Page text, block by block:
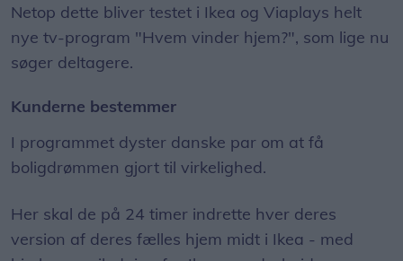
Netop dette bliver testet i Ikea og Viaplays helt
nye tv-program "Hvem vinder hjem?", som lige nu
søger deltagere.
Kunderne bestemmer
I programmet dyster danske par om at få
boligdrømmen gjort til virkelighed.
Her skal de på 24 timer indrette hver deres
version af deres fælles hjem midt i Ikea - med